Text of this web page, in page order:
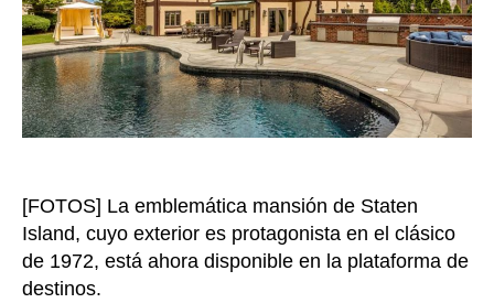
facilita
su
a
la
[FOTOS] La emblemática mansión de Staten
Island, cuyo exterior es protagonista en el clásico
de 1972, está ahora disponible en la plataforma de
destinos.